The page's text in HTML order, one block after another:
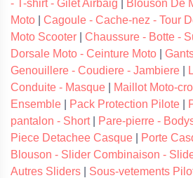
- T-shirt - Gilet Airbaig
Blouson De
Moto
Cagoule - Cache-nez - Tour
Moto Scooter
Chaussure - Botte -
Dorsale Moto - Ceinture Moto
Genouillere - Coudiere - Jambiere
Conduite - Masque
Maillot Moto-
Ensemble
Pack Protection Pilote
pantalon - Short| Pare-pierre -
Piece Detachee Casque
Porte
Blouson - Slider Combinaison -
Autres Sliders
Sous-vetements